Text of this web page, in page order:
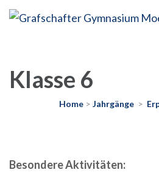
Klasse 6
Home > Jahrgänge >
Besondere Aktivitäten: